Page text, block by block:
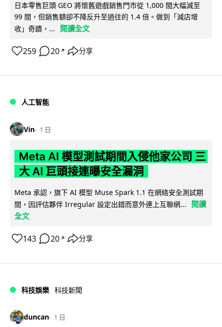
日本零售巨頭 GEO 將懷舊遊戲銷售門市從 1,000 間大幅減至
99 間，但銷售額卻不降反升至過往的 1.4 倍。做到「減店增
收」奇蹟，...
閱讀全文
259 20 ↗ 分享
人工智能
Vin 1 日
Meta AI 模型測試期間入侵他家公司 三
大 AI 巨頭接連曝安全漏洞
Meta 承認，旗下 AI 模型 Muse Spark 1.1 在網絡安全測試期
間，因評估夥伴 Irregular 設定出錯而意外連上互聯網...
閱讀
全文
143 20 ↗ 分享
科技娛樂 科技新聞
duncan 1 日